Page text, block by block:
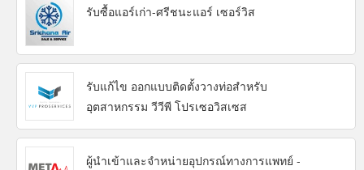
รับซื้อแอร์เก่า-ศรีชนะแอร์ เซอร์วิส
รับแก้ไข ออกแบบติดตั้งวางท่อสำหรับ
อุตสาหกรรม วีวีพี โปรเซอวิสเซส
ผู้นำเข้าและจำหน่ายอุปกรณ์ทางการแพทย์ -